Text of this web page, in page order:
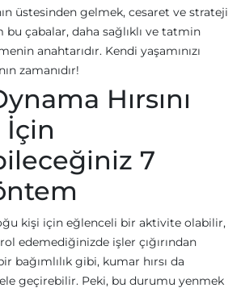
üstesinden gelmek, cesaret ve strateji
çabalar, daha sağlıklı ve tatmin
anahtarıdır. Kendi yaşamınızı
zamanıdır!
Hırsını
İçin
7
kişi için eğlenceli bir aktivite olabilir,
edemediğinizde işler çığırından
bağımlılık gibi, kumar hırsı da
ele geçirebilir. Peki, bu durumu yenmek